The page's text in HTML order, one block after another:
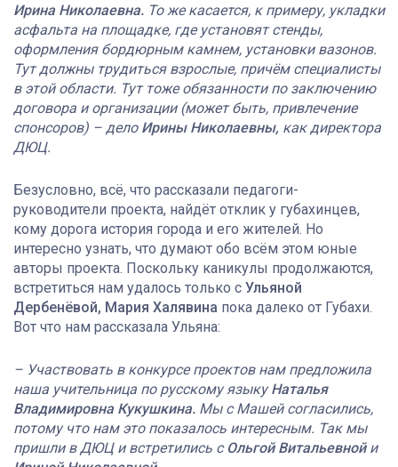
Ирина Николаевна. То же касается, к примеру, укладки
асфальта на площадке, где установят стенды,
оформления бордюрным камнем, установки вазонов.
Тут должны трудиться взрослые, причём специалисты
в этой области. Тут тоже обязанности по заключению
договора и организации (может быть, привлечение
спонсоров) – дело Ирины Николаевны, как директора
ДЮЦ.
Безусловно, всё, что рассказали педагоги-
руководители проекта, найдёт отклик у губахинцев,
кому дорога история города и его жителей. Но
интересно узнать, что думают обо всём этом юные
авторы проекта. Поскольку каникулы продолжаются,
встретиться нам удалось только с Ульяной
Дербенёвой, Мария Халявина пока далеко от Губахи.
Вот что нам рассказала Ульяна:
– Участвовать в конкурсе проектов нам предложила
наша учительница по русскому языкуНаталья
Владимировна Кукушкина. Мы с Машей согласились,
потому что нам это показалось интересным. Так мы
пришли в ДЮЦ и встретились с Ольгой Витальевной и